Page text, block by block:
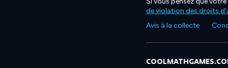
de violation des droits
Avis à la collecte